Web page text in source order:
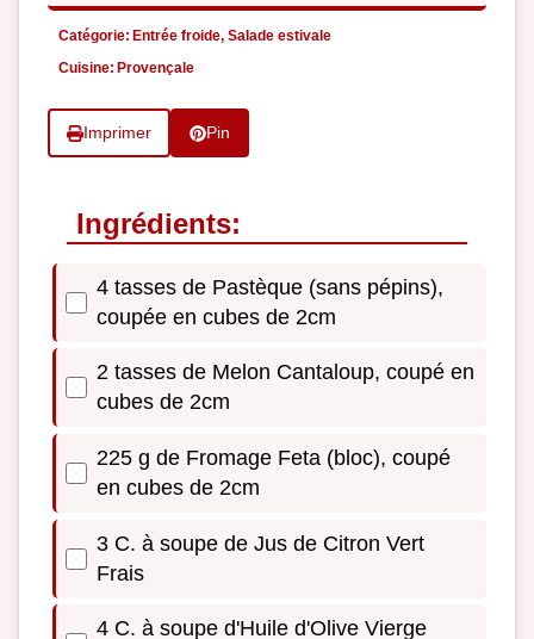
Catégorie: Entrée froide, Salade estivale
Cuisine: Provençale
Imprimer Pin
Ingrédients:
4 tasses de Pastèque (sans pépins),
coupée en cubes de 2cm
2 tasses de Melon Cantaloup, coupé en
cubes de 2cm
225 g de Fromage Feta (bloc), coupé
en cubes de 2cm
3 C. à soupe de Jus de Citron Vert
Frais
4 C. à soupe d'Huile d'Olive Vierge